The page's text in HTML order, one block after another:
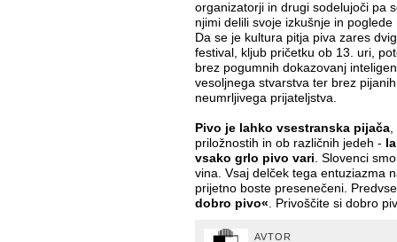
organizatorji in drugi sodelujoči pa
njimi delili svoje izkušnje in
Da se je kultura pitja piva zares
festival, kljub pričetku ob 13. uri,
brez pogumnih dokazovanj
vesoljnega stvarstva ter brez
neumrljivega prijateljstva.
Pivo je lahko vsestranska pijača,
priložnostih in ob različnih jedeh -
vsako grlo pivo vari. Slovenci
vina. Vsaj delček tega entuziazma
prijetno boste presenečeni.
dobro pivo«. Privoščite si dobro
AVTOR